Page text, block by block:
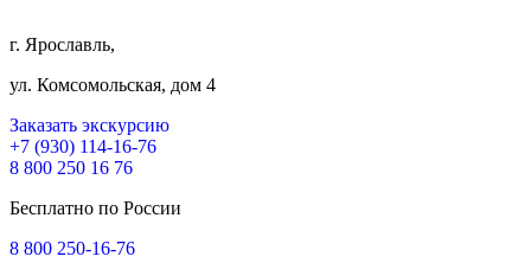
г. Ярославль,
ул. Комсомольская, дом 4
Заказать экскурсию
+7 (930) 114-16-76
8 800 250 16 76
Бесплатно по России
8 800 250-16-76